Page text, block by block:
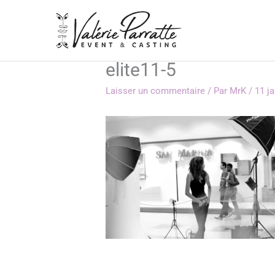
elite11-5
Laisser un commentaire / Par MrK/ 11